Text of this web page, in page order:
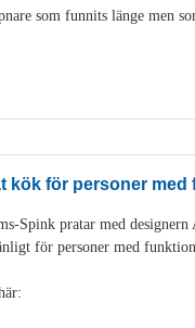
som funnits länge men
kök för personer
Spink pratar med
för personer med